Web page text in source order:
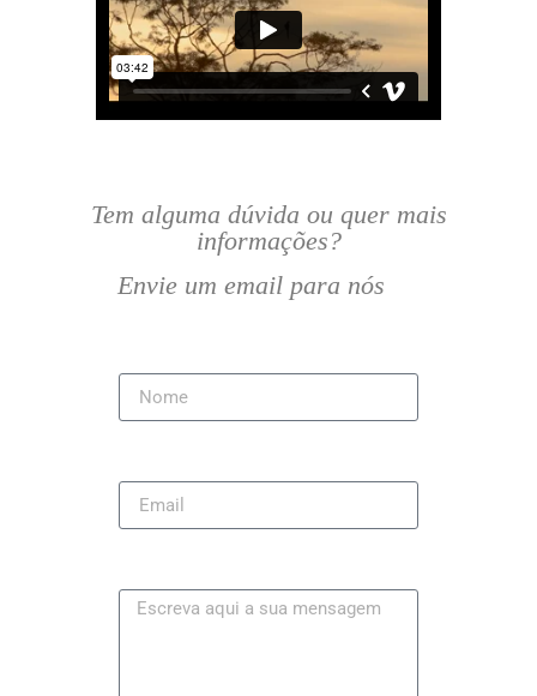
Tem alguma dúvida ou quer mais
informações?
Envie um email para nós